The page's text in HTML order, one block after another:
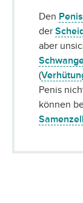
Den Penis
der
aber
(
Penis
können